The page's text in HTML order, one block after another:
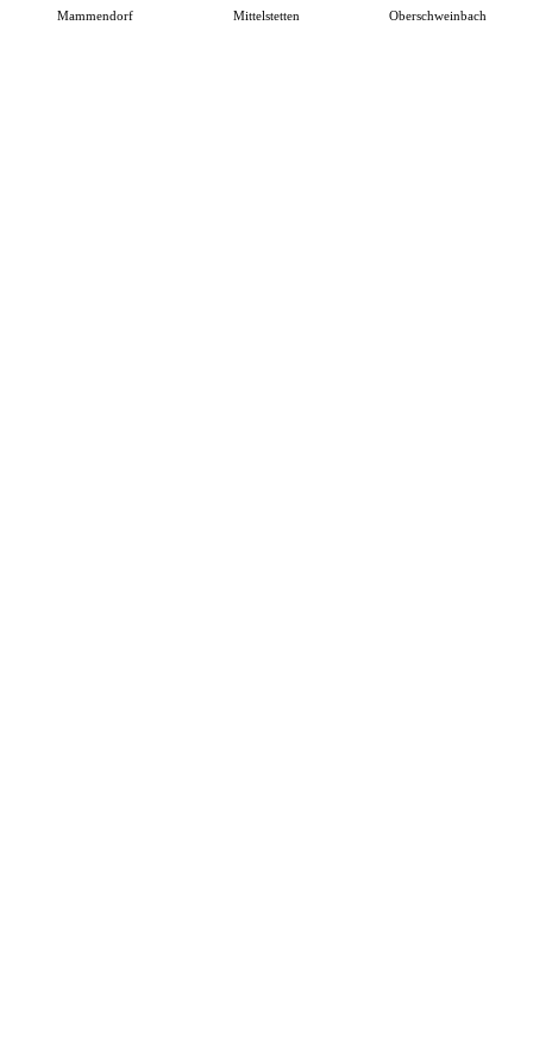
Mammendorf Mittelstetten Oberschweinbach